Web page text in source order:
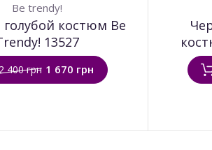
Be trendy!
костюм Be
13527
400 грн 1 670 грн